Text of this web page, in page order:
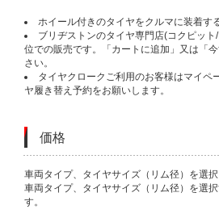
ホイール付きのタイヤをクルマに装着す
ブリヂストンのタイヤ専門店(コクピッ
位での販売です。「カートに追加」又は「
さい。
タイヤクロークご利用のお客様はマイペ
ヤ履き替え予約をお願いします。
価格
VARIATIONS
車両タイプ、タイヤサイズ（リム径）を選択
車両タイプ、タイヤサイズ（リム径）を選
す。